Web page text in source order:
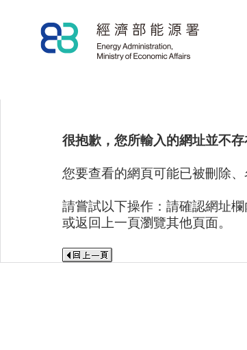
很抱歉，您所輸入的網址並不存
您要查看的網頁可能已被刪除
請嘗試以下操作：請確認網址欄
或返回上一頁瀏覽其他頁面。